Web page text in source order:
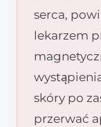
serca,
lekarzem
skóry po
przerwać